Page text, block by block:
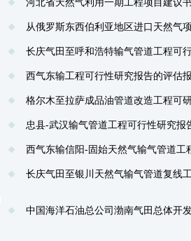
从俄罗斯东西伯利亚地区进口天然气
长庆气田至呼和浩特输气管道工程可
西气东输工程可行性研究报告的评估
格尔木至拉萨成品油管道改造工程可
忠县-武汉输气管道工程可行性研究报
西气东输信阳-固始天然气输气管道工
长庆气田至银川天然气输气管道复线
中国海洋石油总公司渤南气田总体开